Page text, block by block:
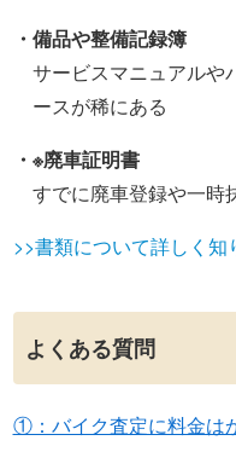
・備品や整備記録簿
サービスマニュアルや
ースが稀にある
・※廃車証明書
すでに廃車登録や一時
>>書類について詳しく知
よくある質問
①：バイク査定に料金は